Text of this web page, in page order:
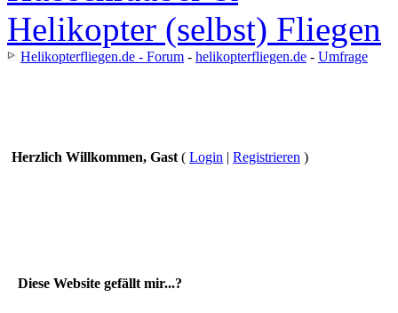
Helikopterfliegen.de - Forum - helikopterfliegen.de - Umfrage
Herzlich Willkommen, Gast ( Login | Registrieren )
Diese Website gefällt mir...?